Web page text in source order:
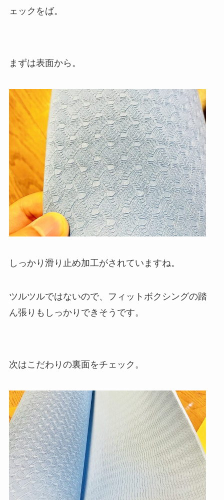
ェックをば。
まずは表面から。
しっかり滑り止め加工がされていますね。
ツルツルではないので、フィットボクシングの踏
ん張りもしっかりできそうです。
次はこだわりの裏面をチェック。